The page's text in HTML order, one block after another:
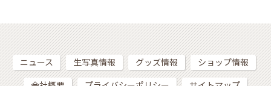
ニュース 生写真情報 グッズ情報 ショップ情報